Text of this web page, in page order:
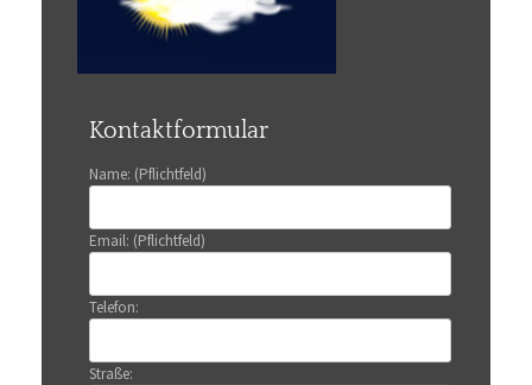
Kontaktformular
Name: (Pflichtfeld)
Email: (Pflichtfeld)
Telefon:
Straße: